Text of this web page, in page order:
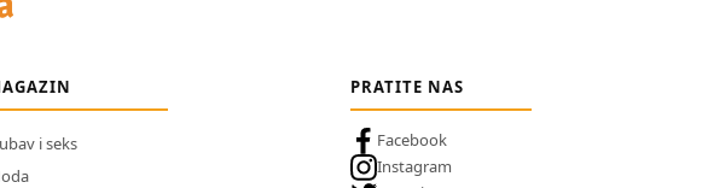
i seks
PRATITE NAS
Facebook
Instagram